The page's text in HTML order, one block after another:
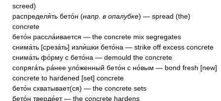
screed)
распределя́ть бето́н (напр. в опалубке) — spread (the)
concrete
бето́н рассла́ивается — the concrete mix segregates
снима́ть [среза́ть] изли́шки бето́на — strike off excess concrete
снима́ть фо́рму с бето́на — demould the concrete
сопряга́ть ра́нее уло́женный бето́н с но́вым — bond fresh [new]
concrete to hardened [set] concrete
бето́н схватывает(ся) — the concrete sets
бето́н тверде́ет — the concrete hardens